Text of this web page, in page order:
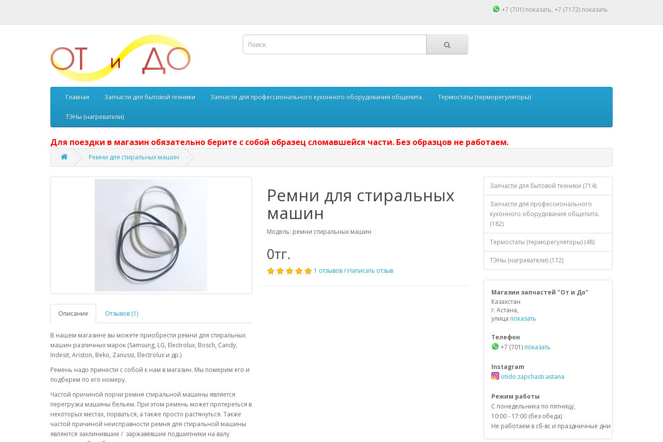
+7 (701) показать, +7 (7172) показать
Главная Запчасти для бытовой техники Запчасти для профессионального кухонного оборудования общепита. Термостаты (терморегуляторы)
ТЭНы (нагреватели)
Для поездки в магазин обязательно берите с собой образец сломавшейся части. Без образцов не работаем.
Ремни для стиральных машин
Описание Отзывов (1)
В нашем магазине вы можете приобрести ремни для стиральных
машин различных марок (Samsung, LG, Electrolux, Bosch, Candy,
Indesit, Ariston, Beko, Zanussi, Electrolux и др.)
Ремень надо принести с собой к нам в магазин. Мы померим его и
подберем по его номеру.
Частой причиной порчи ремня стиральной машины является
перегрузка машины бельем. При этом ремень может протереться в
некоторых местах, порваться, а также просто растянуться. Также
частой причиной неисправности ремня для стиральной машины
являются заклинившие / заржавевшие подшипники на валу
Ремни для стиральных
машин
Модель: ремни стиральных машин
0тг.
1 отзывов/ Написать отзыв
Запчасти для бытовой техники (714)
Запчасти для профессионального
кухонного оборудования общепита.
(182)
Термостаты (терморегуляторы) (48)
ТЭНы (нагреватели) (172)
Магазин запчастей "От и До"
Казахстан
г. Астана,
улица показать
Телефон
+7 (701) показать
Instagram
otido.zapchasti.astana
Режим работы
С понедельника по пятницу,
10:00 - 17:00 (без обеда)
Не работаем в сб-вс и праздничные дни